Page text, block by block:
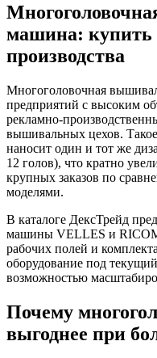
машина: купить
производства
Многоголовочная
предприятий с высоким
рекламно-
вышивальных цехов.
наносит один и тот же
12 голов), что кратно
крупных заказов по
моделями.
В каталоге ДексТрейд
машины VELLES и
рабочих полей и
оборудование под
возможностью
Почему
выгоднее при